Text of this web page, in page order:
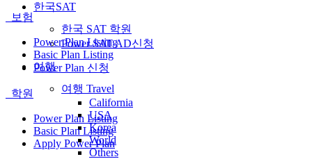
한국SAT
한국 SAT 학원
Power SAT AD신청
여행
여행 Travel
California
USA
Korea
World
Others
보험
Power Plan Listing
Basic Plan Listing
Power Plan 신청
학원
Power Plan Listing
Basic Plan Listing
Apply Power Plan